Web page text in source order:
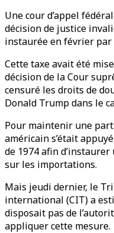
Une cour d’appel
décision de justice
instaurée en février par
Cette taxe avait été
décision de la Cour
censuré les droits de
Donald Trump dans le
Pour maintenir une
américain s’était
de 1974 afin
sur les importations.
Mais jeudi dernier, le
international (CIT) a
disposait pas de
appliquer cette mesure.